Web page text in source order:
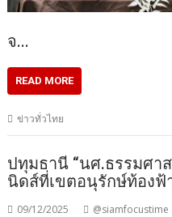
จ…
READ MORE
ข่าวทั่วไทย
ปทุมธานี “นศ.ธรรมศา
นิดส์ที่เขตอนุรักษ์ท้องฟ้
09/12/2025 @siamfocustime